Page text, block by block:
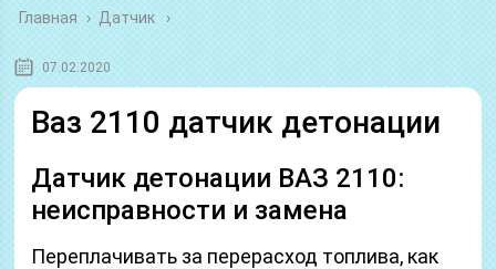
Главная › Датчик
07.02.2020
Ваз 2110 датчик детонации
Датчик детонации ВАЗ 2110:
неисправности и замена
Переплачивать за перерасход топлива, как